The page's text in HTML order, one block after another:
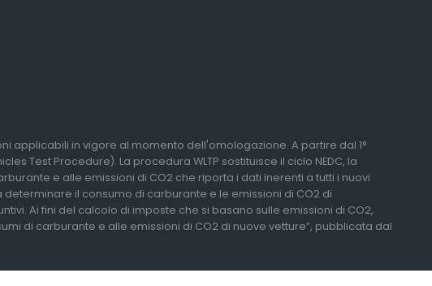
applicabili in vigore al momento dell'omologazione. A partire dal 1°
Test Procedure). La procedura WLTP sostituisce il ciclo NEDC, la
e alle emissioni di CO2 che riporta i dati inerenti a tutti i nuovi
il consumo di carburante e le emissioni di CO2 di
Ai fini del calcolo di imposte che si basano sulle emissioni di CO2,
di carburante e alle emissioni di CO2 di nuove vetture”, pubblicata dal